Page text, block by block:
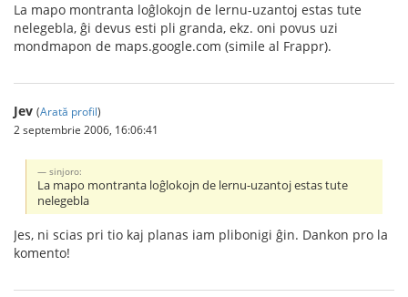
La mapo montranta loĝlokojn de lernu-uzantoj estas tute
nelegebla, ĝi devus esti pli granda, ekz. oni povus uzi
mondmapon de maps.google.com (simile al Frappr).
Jev (Arată profil)
2 septembrie 2006, 16:06:41
sinjoro:
La mapo montranta loĝlokojn de lernu-uzantoj estas tute
nelegebla
Jes, ni scias pri tio kaj planas iam plibonigi ĝin. Dankon pro la
komento!